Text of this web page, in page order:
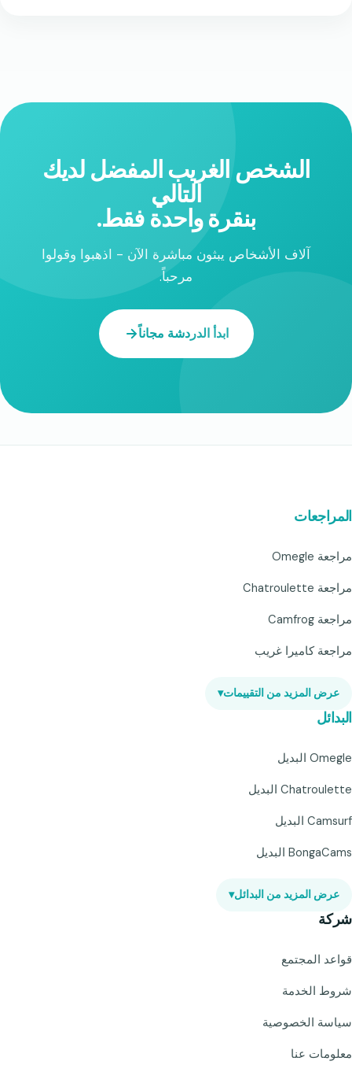
الشخص الغريب المفضل لديك
التالي
بنقرة واحدة فقط.
آلاف الأشخاص يبثون مباشرة الآن - اذهبوا وقولوا
مرحباً.
ابدأ الدردشة مجاناً
المراجعات
مراجعة Omegle
مراجعة Chatroulette
مراجعة Camfrog
مراجعة كاميرا غريب
عرض المزيد من التقييمات▾
البدائل
Omegle البديل
Chatroulette البديل
Camsurf البديل
BongaCams البديل
عرض المزيد من البدائل▾
شركة
قواعد المجتمع
شروط الخدمة
سياسة الخصوصية
معلومات عنا